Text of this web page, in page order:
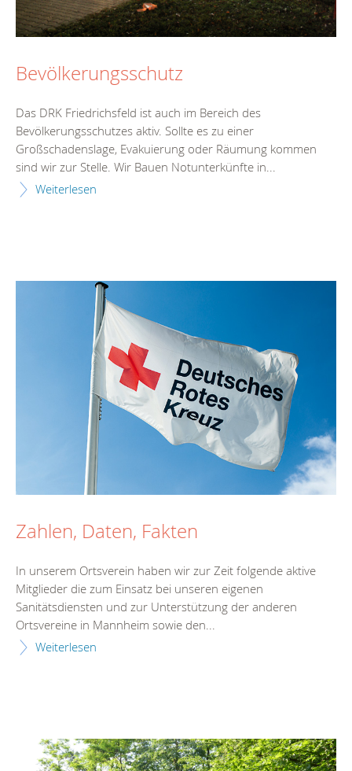
Bevölkerungsschutz
Das DRK Friedrichsfeld ist auch im Bereich des
Bevölkerungsschutzes aktiv. Sollte es zu einer
Großschadenslage, Evakuierung oder Räumung kommen
sind wir zur Stelle. Wir Bauen Notunterkünfte in...
Weiterlesen
Zahlen, Daten, Fakten
In unserem Ortsverein haben wir zur Zeit folgende aktive
Mitglieder die zum Einsatz bei unseren eigenen
Sanitätsdiensten und zur Unterstützung der anderen
Ortsvereine in Mannheim sowie den...
Weiterlesen